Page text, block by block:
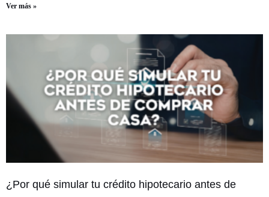
Ver más »
¿Por qué simular tu crédito hipotecario antes de